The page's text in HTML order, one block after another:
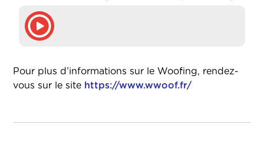
Pour plus d’informations sur le Woofing, rendez-
vous sur le site https://www.wwoof.fr/